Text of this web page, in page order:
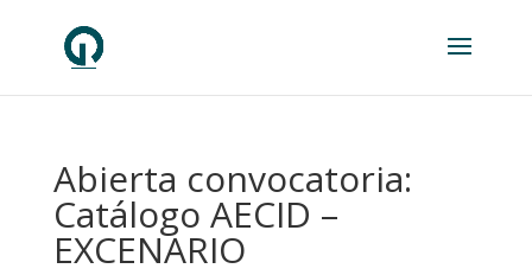
Abierta convocatoria:
Catálogo AECID –
EXCENARIO